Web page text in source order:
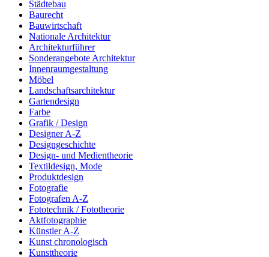
Städtebau
Baurecht
Bauwirtschaft
Nationale Architektur
Architekturführer
Sonderangebote Architektur
Innenraumgestaltung
Möbel
Landschaftsarchitektur
Gartendesign
Farbe
Grafik / Design
Designer A-Z
Designgeschichte
Design- und Medientheorie
Textildesign, Mode
Produktdesign
Fotografie
Fotografen A-Z
Fototechnik / Fototheorie
Aktfotographie
Künstler A-Z
Kunst chronologisch
Kunsttheorie